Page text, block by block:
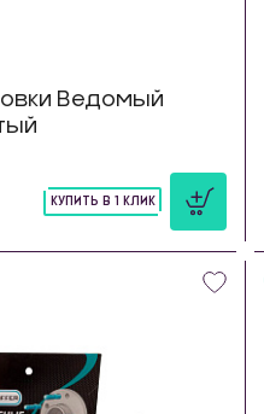
Ведомый
КУПИТЬ В 1 КЛИК